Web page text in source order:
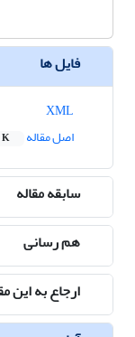
فایل ها
اصل مقاله
K
سابقه مقاله
هم رسانی
ارجاع به این